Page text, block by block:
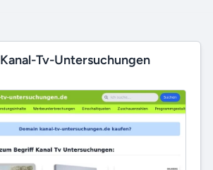
Kanal-Tv-Untersuchungen